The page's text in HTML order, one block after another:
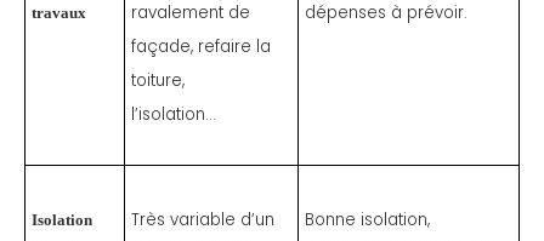
travaux
ravalement de
façade, refaire la
toiture,
l’isolation…
dépenses à prévoir.
Isolation
Très variable d’un
Bonne isolation,